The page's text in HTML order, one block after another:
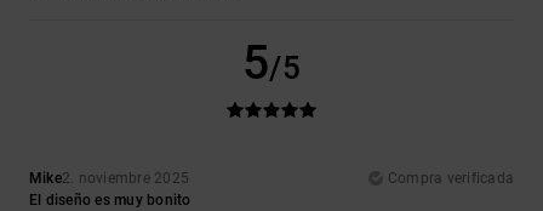
5/5
Mike2. noviembre 2025
Compra verificada
El diseño es muy bonito